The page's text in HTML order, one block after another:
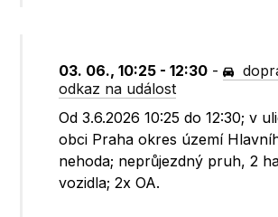
03. 06., 10:25 - 12:30 -
odkaz na událost
Od 3.6.2026 10:25 do 12:30; v
obci Praha okres území
nehoda; neprůjezdný pruh, 2
vozidla; 2x OA.